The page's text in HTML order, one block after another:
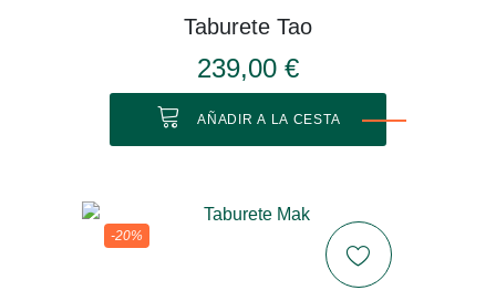
Taburete Tao
239,00 €
AÑADIR A LA CESTA
-20%